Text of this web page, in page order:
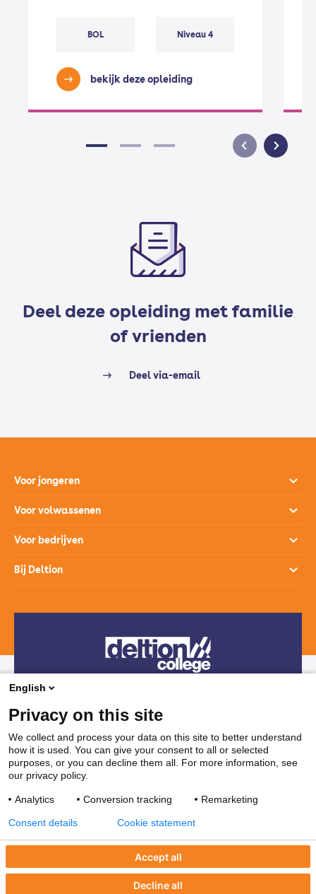
BOL Niveau 4
bekijk deze opleiding
Deel deze opleiding met familie
of vrienden
Deel via-email
Voor jongeren
Opleidingen
Open dagen
Studiekeuzehulp
Hoe werkt het mbo
Voor decanen
Voor volwassenen
Opleidingen
Loopbaanontwikkeling
SprintLyceum
Voor bedrijven
Opleidingen
Branches
Subsidies voor bedrijven
Bedrijvenloket en accountmanagers
Bij Deltion
Route
038 850 30 00
Mail contact
Coordinated vulnerability disclosure
English
Privacy on this site
We collect and process your data on this site to better understand
how it is used. You can give your consent to all or selected
purposes, or you can decline them all. For more information, see
our privacy policy.
Analytics Conversion tracking Remarketing
Accept all
Decline all
Consent details Cookie statement